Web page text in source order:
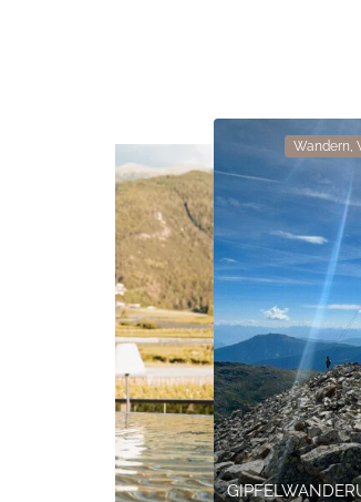
Wandern,